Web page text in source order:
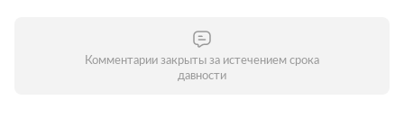
Комментарии закрыты за истечением срока
давности